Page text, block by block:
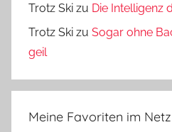
Trotz Ski zu Die Intelligenz
Trotz Ski zu Sogar ohne
geil
Meine Favoriten im Netz